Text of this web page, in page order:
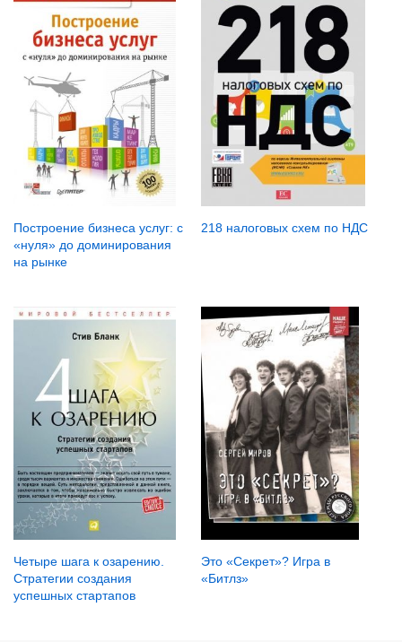
Построение бизнеса услуг: с
«нуля» до доминирования
на рынке
218 налоговых схем по НДС
Четыре шага к озарению.
Стратегии создания
успешных стартапов
Это «Секрет»? Игра в
«Битлз»